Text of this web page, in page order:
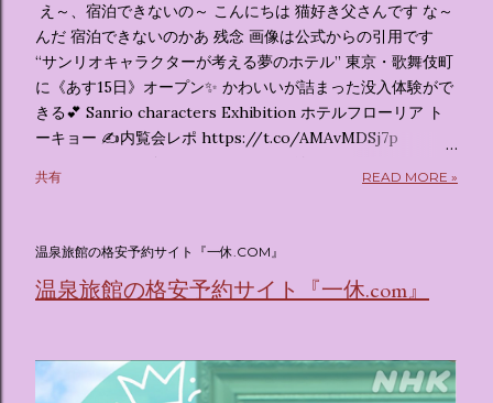
え～、宿泊できないの～ こんにちは 猫好き父さんです な～
んだ 宿泊できないのかあ 残念 画像は公式からの引用です
“サンリオキャラクターが考える夢のホテル” 東京・歌舞伎町
に《あす15日》オープン✨️ かわいいが詰まった没入体験がで
きる💕 Sanrio characters Exhibition ホテルフローリア ト
ーキョー ✍️内覧会レポ https://t.co/AMAvMDSj7p
pic.twitter.com/sKx7uXeXHW — オリコンニュース
(@oricon) July 14, 2026 ホテルフローリア トーキョー
はなく、2026年7月15日から東京・新宿でスタートする サン
リオキャラクターズの体験型・没入型展示イベント の名称で
陸となります。 まるで本当にラグジュアリーホテルにチェッ
クインしてルームツアーを楽しむような、特別な空間が演出
共有 READ MORE »
温泉旅館の格安予約サイト『一休.COM』
温泉旅館の格安予約サイト『一休.com』